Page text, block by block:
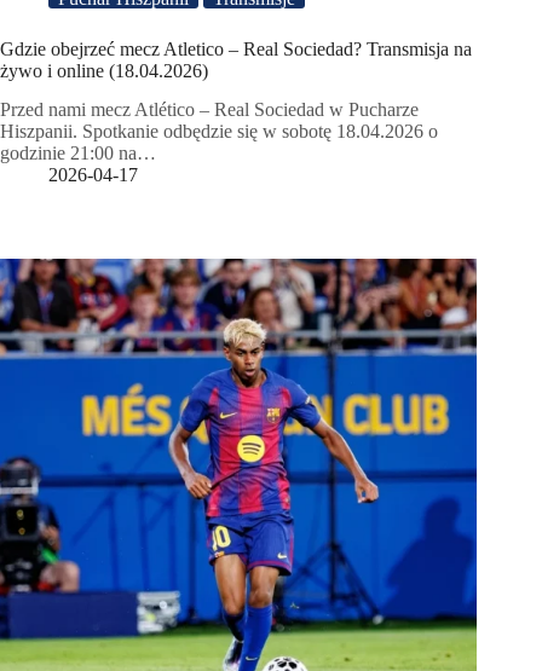
Gdzie obejrzeć mecz Atletico – Real Sociedad? Transmisja na
żywo i online (18.04.2026)
Przed nami mecz Atlético – Real Sociedad w Pucharze
Hiszpanii. Spotkanie odbędzie się w sobotę 18.04.2026 o
godzinie 21:00 na…
2026-04-17